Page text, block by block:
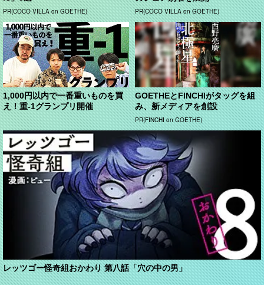
PR(COCO VILLA on GOETHE) PR(COCO VILLA on GOETHE)
1,000円以内で一番重いものを買
え！重-1グランプリ開催
GOETHEとFINCHIがタッグを組
み、新メディアを創設
PR(FINCHI on GOETHE)
レッツゴー怪奇組おかわり 第八話「穴の中の男」